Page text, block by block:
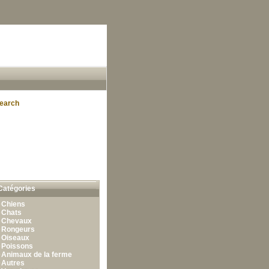
Chiens
Chats
Chevaux
Rongeurs
Oiseaux
Poissons
Animaux de la ferme
Autres